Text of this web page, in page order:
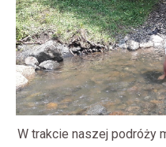
W trakcie naszej podróży